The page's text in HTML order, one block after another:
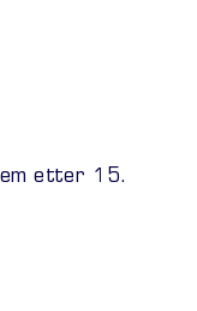
etter 15.